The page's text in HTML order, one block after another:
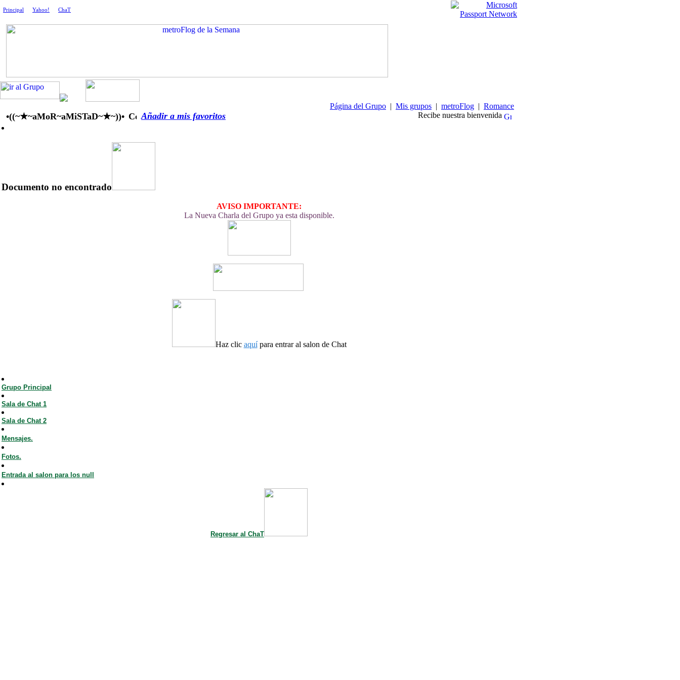
Principal Yahoo! ChaT
Página del Grupo | Mis grupos | metroFlog | Romance
•((~★~aMoR~aMiSTaD~★~))• Añadir a mis favoritos Recibe nuestra bienvenida
Documento no encontrado
AVISO IMPORTANTE:
La Nueva Charla del Grupo ya esta disponible.
Haz clic aquípara entrar al salon de Chat
Grupo Principal
Sala de Chat 1
Sala de Chat 2
Mensajes.
Fotos.
Entrada al salon para los null
Regresar al ChaT